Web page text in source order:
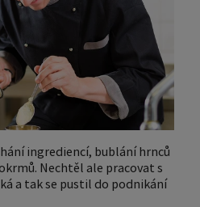
ingrediencí, bublání hrnců
Nechtěl ale pracovat s
a tak se pustil do podnikání